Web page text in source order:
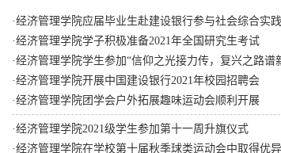
·经济管理学院应届毕业生赴建设银行参与社会综合实践
·经济管理学院学子积极准备2021年全国研究生考试
·经济管理学院学生参加“信仰之光接力传，复兴之路谱
·经济管理学院开展中国建设银行2021年校园招聘会
·经济管理学院团学会户外拓展趣味运动会顺利开展
·经济管理学院2021级学生参加第十一周升旗仪式
·经济管理学院在学校第十届秋季球类运动会中取得优